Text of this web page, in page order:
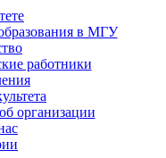
в МГУ
работники
организации